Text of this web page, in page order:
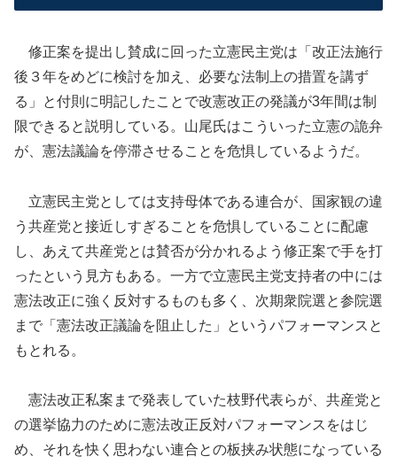
修正案を提出し賛成に回った立憲民主党は「改正法施行
後３年をめどに検討を加え、必要な法制上の措置を講ず
る」と付則に明記したことで改憲改正の発議が3年間は制
限できると説明している。山尾氏はこういった立憲の詭弁
が、憲法議論を停滞させることを危惧しているようだ。
立憲民主党としては支持母体である連合が、国家観の違
う共産党と接近しすぎることを危惧していることに配慮
し、あえて共産党とは賛否が分かれるよう修正案で手を打
ったという見方もある。一方で立憲民主党支持者の中には
憲法改正に強く反対するものも多く、次期衆院選と参院選
まで「憲法改正議論を阻止した」というパフォーマンスと
もとれる。
憲法改正私案まで発表していた枝野代表らが、共産党と
の選挙協力のために憲法改正反対パフォーマンスをはじ
め、それを快く思わない連合との板挟み状態になっている